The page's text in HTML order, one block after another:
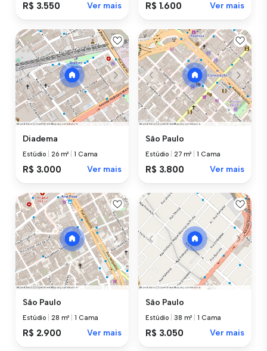
R$ 3.550 Ver mais R$ 1.600 Ver mais
Diadema
Estúdio 26 m² |1 Cama
R$ 3.000 Ver mais
São Paulo
Estúdio 27 m² |1 Cama
R$ 3.800 Ver mais
São Paulo
Estúdio 28 m² |1 Cama
R$ 2.900 Ver mais
São Paulo
Estúdio 38 m² |1 Cama
R$ 3.050 Ver mais